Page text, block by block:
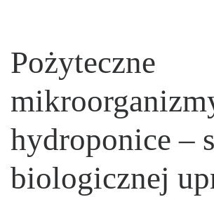
Pożyteczne
hydroponice –
biologicznej